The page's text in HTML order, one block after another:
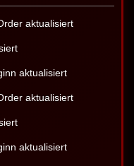
aktualisiert
aktualisiert
aktualisiert
aktualisiert